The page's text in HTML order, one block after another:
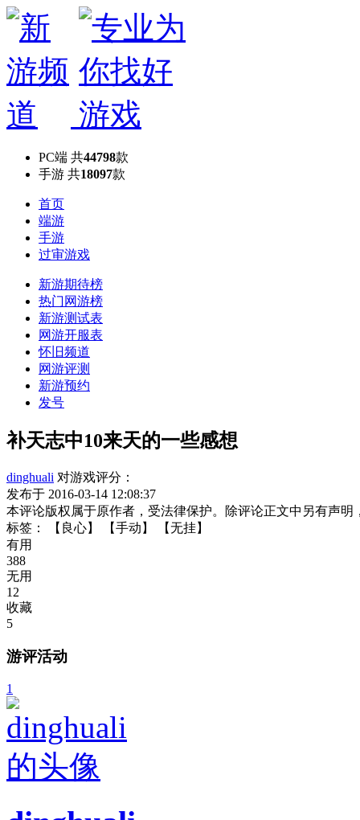
PC端 共44798款
手游 共18097款
首页
端游
手游
过审游戏
新游期待榜
热门网游榜
新游测试表
网游开服表
怀旧频道
网游评测
新游预约
发号
补天志中10来天的一些感想
dinghuali 对游戏评分：
发布于 2016-03-14 12:08:37
本评论版权属于原作者，受法律保护。除评论正文中另有声
标签：
【良心】 【手动】
【无挂】
有用
388
无用
12
收藏
5
游评活动
1